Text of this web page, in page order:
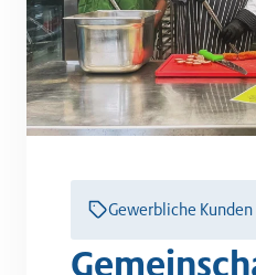
Gewerbliche Kunden